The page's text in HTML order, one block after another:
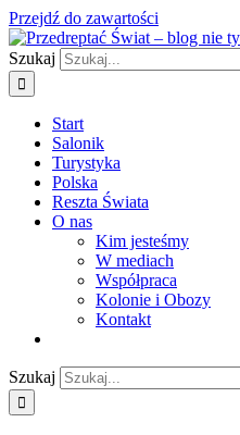
Przejdź do zawartości
Szukaj
Start
Salonik
Turystyka
Polska
Reszta Świata
O nas
Kim jesteśmy
W mediach
Współpraca
Kolonie i Obozy
Kontakt
Szukaj